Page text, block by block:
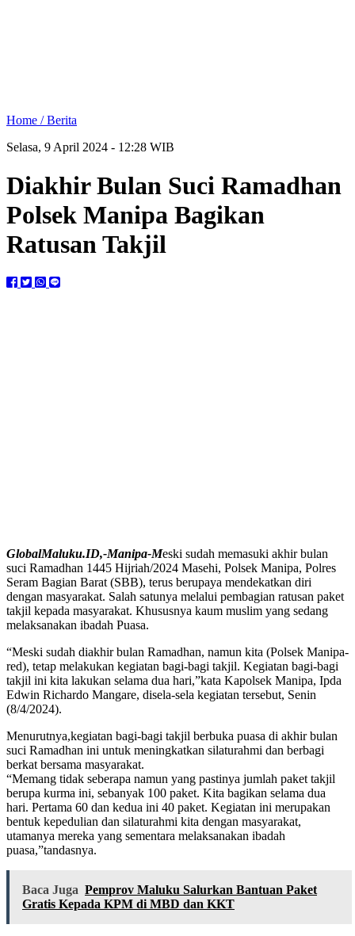
Home /Berita
Selasa, 9 April 2024 - 12:28 WIB
Diakhir Bulan Suci Ramadhan
Polsek Manipa Bagikan
Ratusan Takjil
GlobalMaluku.ID,-Manipa-Meski sudah memasuki akhir bulan
suci Ramadhan 1445 Hijriah/2024 Masehi, Polsek Manipa, Polres
Seram Bagian Barat (SBB), terus berupaya mendekatkan diri
dengan masyarakat. Salah satunya melalui pembagian ratusan paket
takjil kepada masyarakat. Khususnya kaum muslim yang sedang
melaksanakan ibadah Puasa.
“Meski sudah diakhir bulan Ramadhan, namun kita (Polsek Manipa-
red), tetap melakukan kegiatan bagi-bagi takjil. Kegiatan bagi-bagi
takjil ini kita lakukan selama dua hari,”kata Kapolsek Manipa, Ipda
Edwin Richardo Mangare, disela-sela kegiatan tersebut, Senin
(8/4/2024).
Menurutnya,kegiatan bagi-bagi takjil berbuka puasa di akhir bulan
suci Ramadhan ini untuk meningkatkan silaturahmi dan berbagi
berkat bersama masyarakat.
“Memang tidak seberapa namun yang pastinya jumlah paket takjil
berupa kurma ini, sebanyak 100 paket. Kita bagikan selama dua
hari. Pertama 60 dan kedua ini 40 paket. Kegiatan ini merupakan
bentuk kepedulian dan silaturahmi kita dengan masyarakat,
utamanya mereka yang sementara melaksanakan ibadah
puasa,”tandasnya.
Baca Juga Pemprov Maluku Salurkan Bantuan Paket
Gratis Kepada KPM di MBD dan KKT